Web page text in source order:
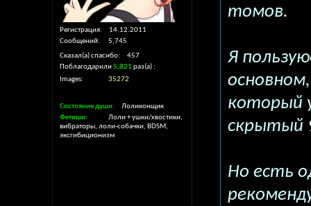
Регистрация
14.12.2011
Сообщений
5,745
Сказал(а) спасибо
457
Поблагодарили5,821 раз(а)
Images
35272
Состояние души
Лоликонщик
Фетиши
Лоли + ушки/хвостики,
вибраторы, лоли-собачки, BDSM,
эксгибиционизм
томов.
Я
который
скрытый
Но есть